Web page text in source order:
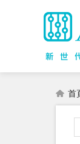
首